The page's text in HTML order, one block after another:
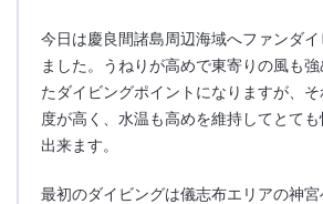
今日は慶良間諸島周辺海域へファンダ
ました。うねりが高めで東寄りの風も
たダイビングポイントになりますが、
度が高く、水温も高めを維持してとて
出来ます。
最初のダイビングは儀志布エリアの神